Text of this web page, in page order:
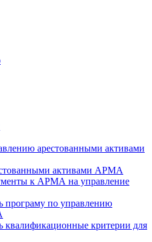
арестованными активами
активами АРМА
к АРМА на управление
програму по управлению
квалификационные критерии для